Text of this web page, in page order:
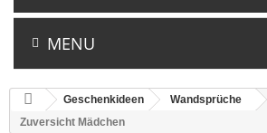
MENU
Geschenkideen Wandsprüche
Zuversicht Mädchen